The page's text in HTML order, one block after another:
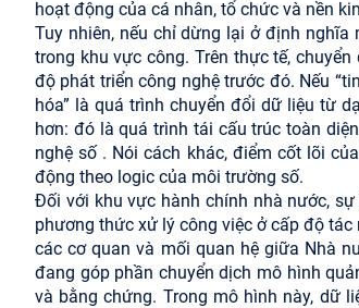
hoạt động của cá nhân, tổ chức và nền
Tuy nhiên, nếu chỉ dừng lại ở định
trong khu vực công. Trên thực tế,
độ phát triển công nghệ trước đó. Nếu
hóa” là quá trình chuyển đổi dữ liệu từ
hơn: đó là quá trình tái cấu trúc toàn
nghệ số . Nói cách khác, điểm cốt lõi
động theo logic của môi trường số.
Đối với khu vực hành chính nhà nước,
phương thức xử lý công việc ở cấp độ
các cơ quan và mối quan hệ giữa Nhà
đang góp phần chuyển dịch mô hình
và bằng chứng. Trong mô hình này, dữ